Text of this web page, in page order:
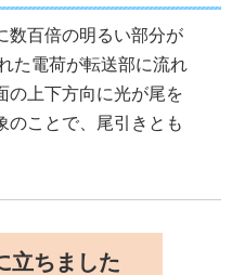
数百倍の明るい部分が
た電荷が転送部に流れ
の上下方向に光が尾を
のことで、尾引きとも
立ちました